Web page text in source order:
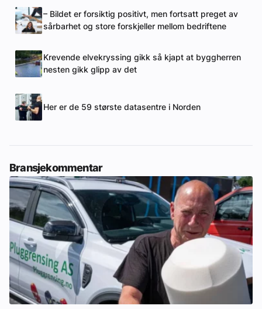
– Bildet er forsiktig positivt, men fortsatt preget av
sårbarhet og store forskjeller mellom bedriftene
Krevende elvekryssing gikk så kjapt at byggherren
nesten gikk glipp av det
Her er de 59 største datasentre i Norden
Bransjekommentar